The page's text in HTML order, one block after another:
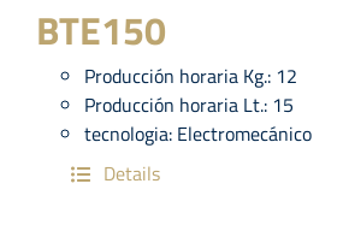
BTE150
Producción horaria Kg.: 12
Producción horaria Lt.: 15
tecnologia: Electromecánico
Details